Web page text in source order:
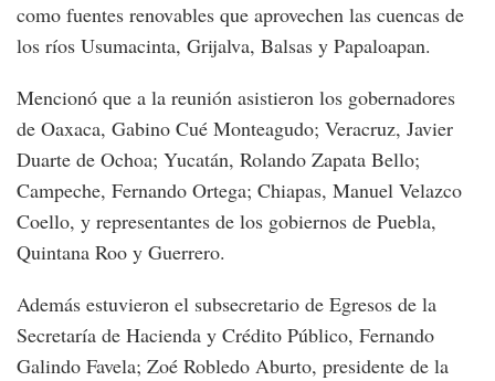
como fuentes renovables que aprovechen las cuencas de
los ríos Usumacinta, Grijalva, Balsas y Papaloapan.
Mencionó que a la reunión asistieron los gobernadores
de Oaxaca, Gabino Cué Monteagudo; Veracruz, Javier
Duarte de Ochoa; Yucatán, Rolando Zapata Bello;
Campeche, Fernando Ortega; Chiapas, Manuel Velazco
Coello, y representantes de los gobiernos de Puebla,
Quintana Roo y Guerrero.
Además estuvieron el subsecretario de Egresos de la
Secretaría de Hacienda y Crédito Público, Fernando
Galindo Favela; Zoé Robledo Aburto, presidente de la